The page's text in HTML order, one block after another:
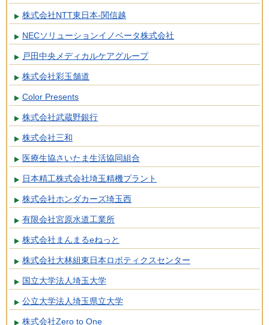
株式会社NTT東日本-関信越
NECソリューションイノベータ株式会社
戸田中央メディカルケアグループ
株式会社彩玉舗道
Color Presents
株式会社武蔵野銀行
株式会社三和
医療生協さいたま生活協同組合
日本精工株式会社埼玉精機プラント
株式会社ホンダカーズ埼玉西
有限会社宮原水道工業所
株式会社まんまるeねっと
株式会社大林組東日本ロボティクスセンター
国立大学法人埼玉大学
公立大学法人埼玉県立大学
株式会社Zero to One